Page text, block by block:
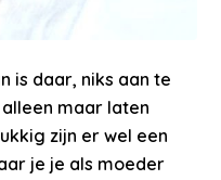
is daar, niks aan te
maar laten
zijn er wel een
je je als moeder